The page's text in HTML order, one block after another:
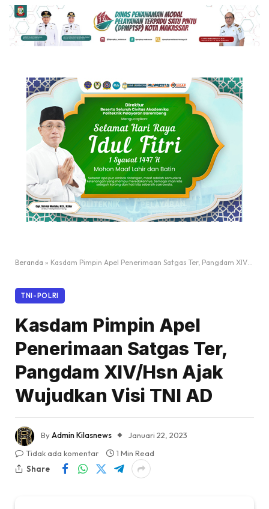
Beranda » Kasdam Pimpin Apel Penerimaan Satgas Ter, Pangdam XIV/Hsn Ajak Wujudkan Visi TNI AD
TNI-POLRI
Kasdam Pimpin Apel
Penerimaan Satgas Ter,
Pangdam XIV/Hsn Ajak
Wujudkan Visi TNI AD
ByAdmin Kilasnews
Januari 22, 2023
Tidak ada komentar
1 Min Read
Share